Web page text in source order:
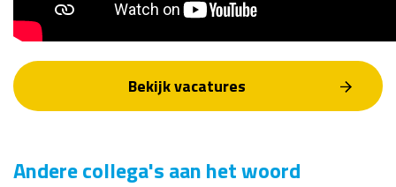
Bekijk vacatures
Andere collega's aan het woord